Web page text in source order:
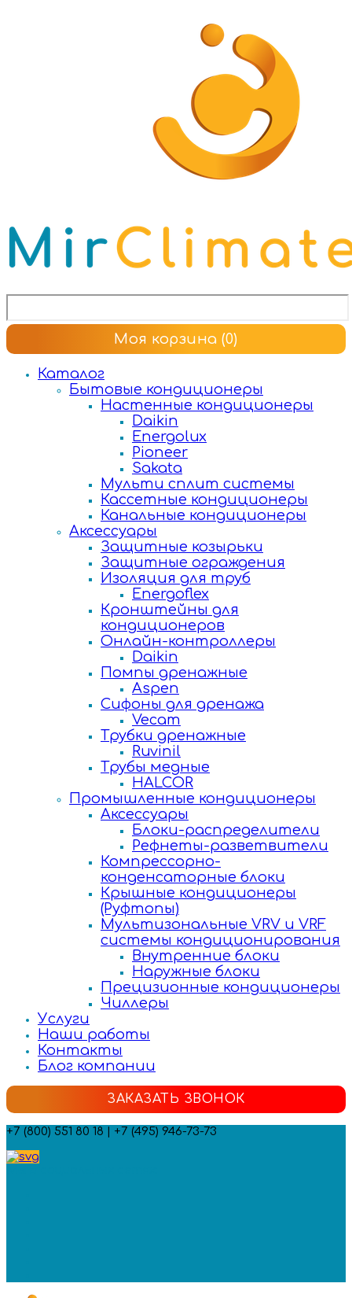
Моя корзина (0)
Каталог
Бытовые кондиционеры
Настенные кондиционеры
Daikin
Energolux
Pioneer
Sakata
Мульти сплит системы
Кассетные кондиционеры
Канальные кондиционеры
Аксессуары
Защитные козырьки
Защитные ограждения
Изоляция для труб
Energoflex
Кронштейны для
кондиционеров
Онлайн-контроллеры
Daikin
Помпы дренажные
Aspen
Сифоны для дренажа
Vecam
Трубки дренажные
Ruvinil
Трубы медные
HALCOR
Промышленные кондиционеры
Аксессуары
Блоки-распределители
Рефнеты-разветвители
Компрессорно-
конденсаторные блоки
Крышные кондиционеры
(Руфтопы)
Мультизональные VRV и VRF
системы кондиционирования
Внутренние блоки
Наружные блоки
Прецизионные кондиционеры
Чиллеры
Услуги
Наши работы
Контакты
Блог компании
ЗАКАЗАТЬ ЗВОНОК
+7 (800) 551 80 18 | +7 (495) 946-73-73